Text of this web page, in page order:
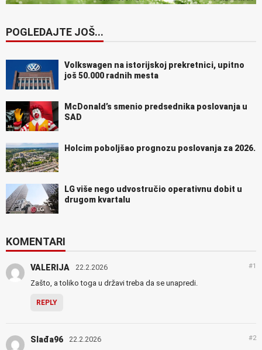
POGLEDAJTE JOŠ...
Volkswagen na istorijskoj prekretnici, upitno
još 50.000 radnih mesta
McDonald’s smenio predsednika poslovanja u
SAD
Holcim poboljšao prognozu poslovanja za 2026.
LG više nego udvostručio operativnu dobit u
drugom kvartalu
KOMENTARI
VALERIJA 22.2.2026 #1
Zašto, a toliko toga u državi treba da se unapredi.
REPLY
Slađa96 22.2.2026 #2